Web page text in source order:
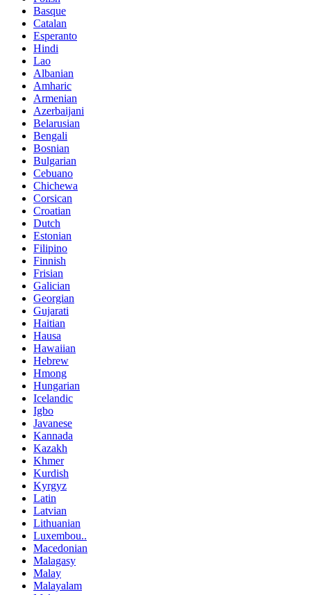
Basque
Catalan
Esperanto
Hindi
Lao
Albanian
Amharic
Armenian
Azerbaijani
Belarusian
Bengali
Bosnian
Bulgarian
Cebuano
Chichewa
Corsican
Croatian
Dutch
Estonian
Filipino
Finnish
Frisian
Galician
Georgian
Gujarati
Haitian
Hausa
Hawaiian
Hebrew
Hmong
Hungarian
Icelandic
Igbo
Javanese
Kannada
Kazakh
Khmer
Kurdish
Kyrgyz
Latin
Latvian
Lithuanian
Luxembou..
Macedonian
Malagasy
Malay
Malayalam